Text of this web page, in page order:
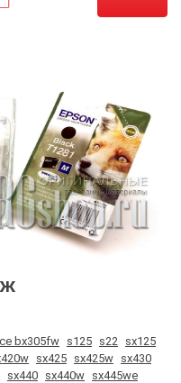
bx305fw s125 s22
sx125
sx425 sx425w sx430
sx440 sx440w sx445we